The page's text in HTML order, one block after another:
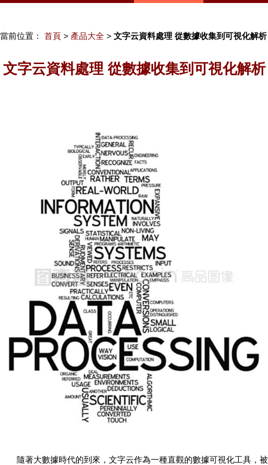
當前位置： 首頁 > 產品大全 > 文字云資料處理 從數據收集到可視化解析
文字云資料處理 從數據收集到可視化解析
隨著大數據時代的到來，文字云作為一種直觀的數據可視化工具，被